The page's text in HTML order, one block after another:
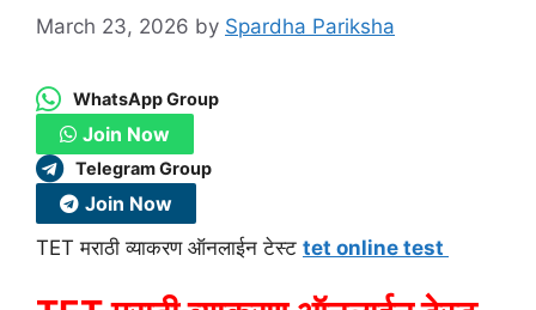
March 23, 2026 by Spardha Pariksha
WhatsApp Group
Join Now
Telegram Group
Join Now
TET मराठी व्याकरण ऑनलाईन टेस्ट tet online test